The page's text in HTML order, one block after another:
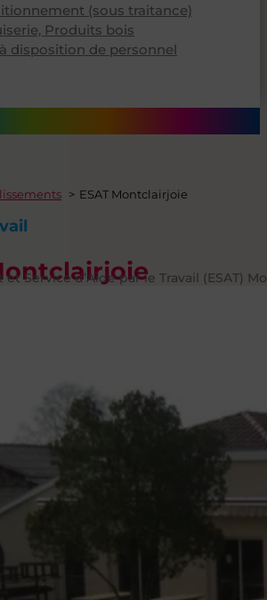
(sous traitance)
Produits bois
disposition de personnel
ESAT Montclairjoie
et Service d’Aide par le Travail (ESAT)